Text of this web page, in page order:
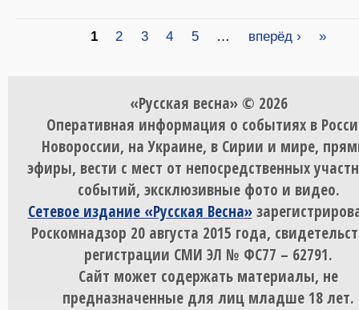
1 2 3 4 5 … вперёд › »
«Русская весна» © 2026
Оперативная информация о событиях в
Новороссии, на Украине, в Сирии и мире,
эфиры, вести с мест от непосредственных
событий, эксклюзивные фото и видео.
Сетевое издание «Русская Весна»
Роскомнадзор 20 августа 2015 года,
регистрации СМИ ЭЛ № ФС77 – 62791.
Сайт может содержать материалы, не
предназначенные для лиц младше 18 лет.